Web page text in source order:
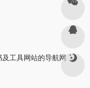
工具网站的导航网